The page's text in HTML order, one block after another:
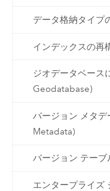
データ格納タイプ
インデックスの再
ジオデータベース
Geodatabase)
バージョン メタ
Metadata)
バージョン テー
エンタープライズ